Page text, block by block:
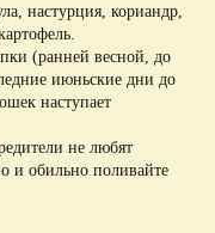
настурция, кориандр,
(ранней весной, до
июньские дни до
наступает
не любят
и обильно поливайте